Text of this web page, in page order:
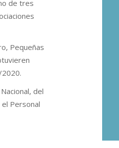
de tres
Pequeñas
del
Personal